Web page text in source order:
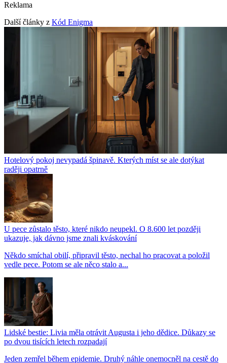
Reklama
Další články z Kód Enigma
Hotelový pokoj nevypadá špinavě. Kterých míst se ale dotýkat
raději opatrně
U pece zůstalo těsto, které nikdo neupekl. O 8.600 let později
ukazuje, jak dávno jsme znali kváskování
Někdo smíchal obilí, připravil těsto, nechal ho pracovat a položil
vedle pece. Potom se ale něco stalo a...
Lidské bestie: Livia měla otrávit Augusta i jeho dědice. Důkazy se
po dvou tisících letech rozpadají
Jeden zemřel během epidemie. Druhý náhle onemocněl na cestě do